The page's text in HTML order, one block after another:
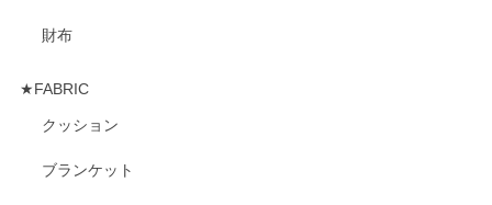
財布
★FABRIC
クッション
ブランケット